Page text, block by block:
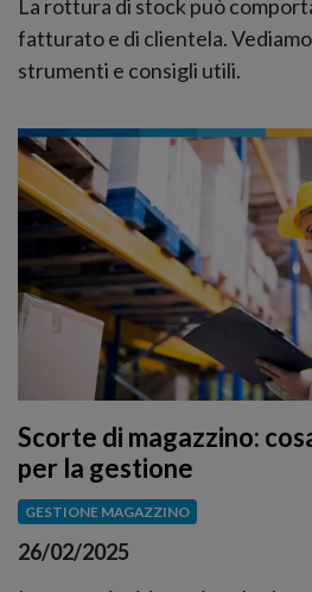
La rottura di stock può
fatturato e di clientela.
strumenti e consigli utili.
Scorte di magazzino:
per la gestione
GESTIONE MAGAZZINO
26/02/2025